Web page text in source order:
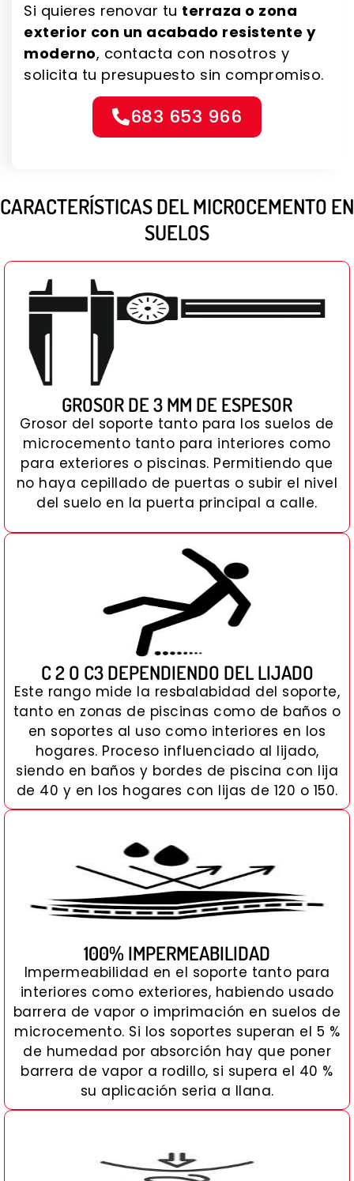
Si quieres renovar tu terraza o zona
exterior con un acabado resistente y
moderno, contacta con nosotros y
solicita tu presupuesto sin compromiso.
683 653 966
CARACTERÍSTICAS DEL MICROCEMENTO EN
SUELOS
GROSOR DE 3 MM DE ESPESOR
Grosor del soporte tanto para los suelos de
microcemento tanto para interiores como
para exteriores o piscinas. Permitiendo que
no haya cepillado de puertas o subir el nivel
del suelo en la puerta principal a calle.
C 2 O C3 DEPENDIENDO DEL LIJADO
Este rango mide la resbalabidad del soporte,
tanto en zonas de piscinas como de baños o
en soportes al uso como interiores en los
hogares. Proceso influenciado al lijado,
siendo en baños y bordes de piscina con lija
de 40 y en los hogares con lijas de 120 o 150.
100% IMPERMEABILIDAD
Impermeabilidad en el soporte tanto para
interiores como exteriores, habiendo usado
barrera de vapor o imprimación en suelos de
microcemento. Si los soportes superan el 5 %
de humedad por absorción hay que poner
barrera de vapor a rodillo, si supera el 40 %
su aplicación seria a llana.